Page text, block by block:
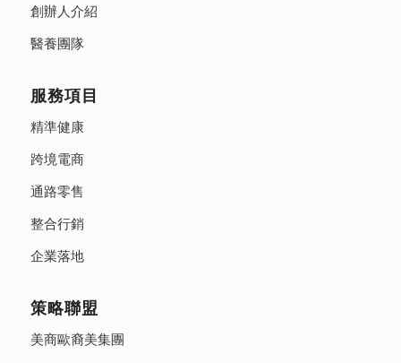
創辦人介紹
醫養團隊
服務項目
精準健康
跨境電商
通路零售
整合行銷
企業落地
策略聯盟
美商歐裔美集團